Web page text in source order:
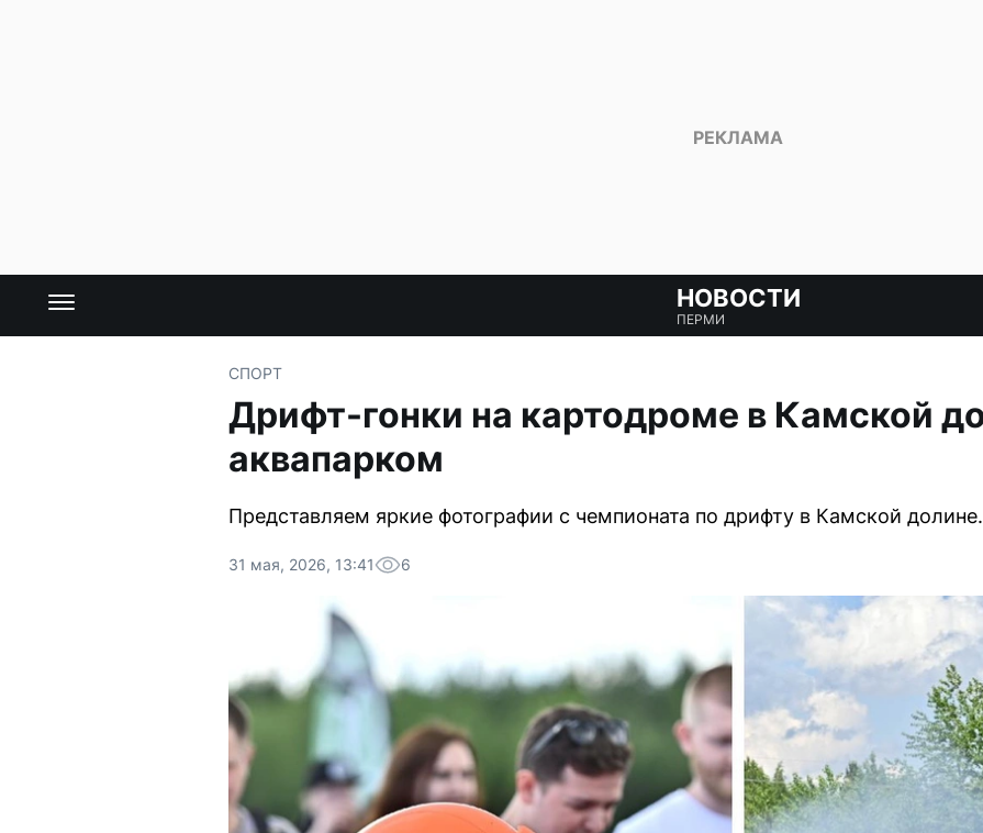
НОВОСТИ
ПЕРМИ
СПОРТ
Дрифт-гонки на картодроме в Камской
аквапарком
Представляем яркие фотографии с чемпионата по дрифту в Камской долине.
31 мая, 2026, 13:41 6